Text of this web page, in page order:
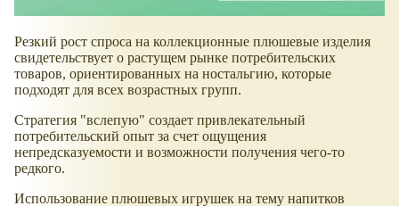
Резкий рост спроса на коллекционные плюшевые изделия
свидетельствует о растущем рынке потребительских
товаров, ориентированных на ностальгию, которые
подходят для всех возрастных групп.
Стратегия "вслепую" создает привлекательный
потребительский опыт за счет ощущения
непредсказуемости и возможности получения чего-то
редкого.
Использование плюшевых игрушек на тему напитков